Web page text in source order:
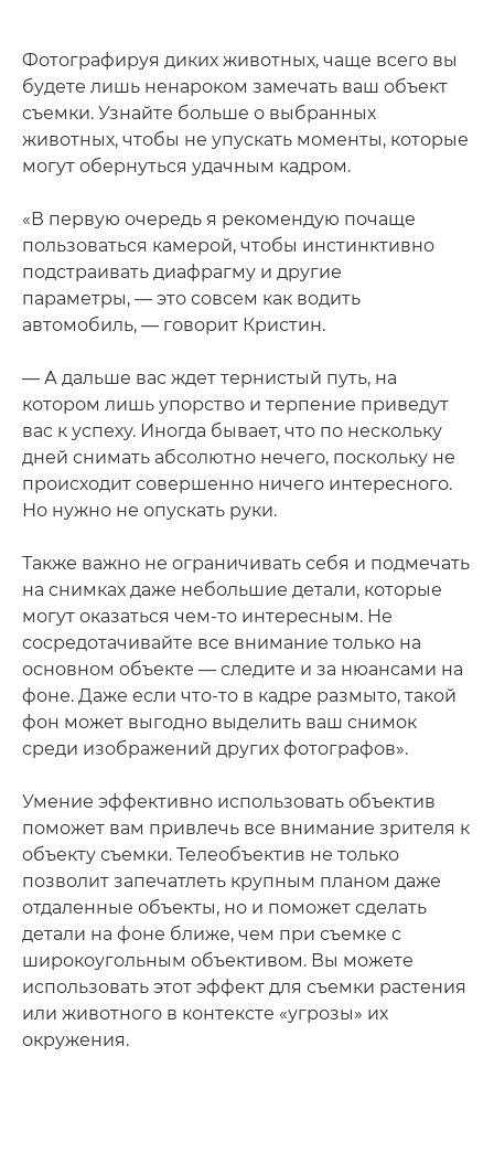
Фотографируя диких животных, чаще всего вы
будете лишь ненароком замечать ваш объект
съемки. Узнайте больше о выбранных
животных, чтобы не упускать моменты, которые
могут обернуться удачным кадром.
«В первую очередь я рекомендую почаще
пользоваться камерой, чтобы инстинктивно
подстраивать диафрагму и другие
параметры, — это совсем как водить
автомобиль, — говорит Кристин.
— А дальше вас ждет тернистый путь, на
котором лишь упорство и терпение приведут
вас к успеху. Иногда бывает, что по нескольку
дней снимать абсолютно нечего, поскольку не
происходит совершенно ничего интересного.
Но нужно не опускать руки.
Также важно не ограничивать себя и подмечать
на снимках даже небольшие детали, которые
могут оказаться чем-то интересным. Не
сосредотачивайте все внимание только на
основном объекте — следите и за нюансами на
фоне. Даже если что-то в кадре размыто, такой
фон может выгодно выделить ваш снимок
среди изображений других фотографов».
Умение эффективно использовать объектив
поможет вам привлечь все внимание зрителя к
объекту съемки. Телеобъектив не только
позволит запечатлеть крупным планом даже
отдаленные объекты, но и поможет сделать
детали на фоне ближе, чем при съемке с
широкоугольным объективом. Вы можете
использовать этот эффект для съемки растения
или животного в контексте «угрозы» их
окружения.